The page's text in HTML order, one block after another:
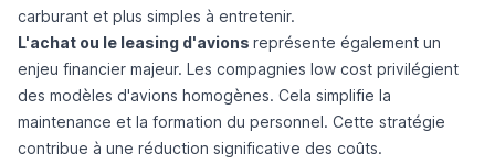
carburant et plus simples à entretenir.
L'achat ou le leasing d'avions représente également un
enjeu financier majeur. Les compagnies low cost privilégient
des modèles d'avions homogènes. Cela simplifie la
maintenance et la formation du personnel. Cette stratégie
contribue à une réduction significative des coûts.